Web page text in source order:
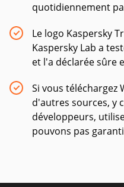
quotidiennement
Le logo Kaspersky
Kaspersky Lab a
et l'a déclarée sûre
Si vous téléchargez
d'autres sources, y
développeurs,
pouvons pas